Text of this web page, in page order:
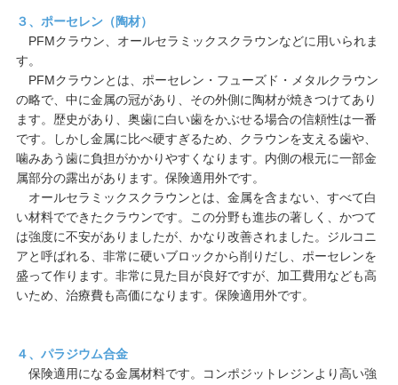
３、ポーセレン（陶材）
PFMクラウン、オールセラミックスクラウンなどに用いられま
す。
PFMクラウンとは、ポーセレン・フューズド・メタルクラウン
の略で、中に金属の冠があり、その外側に陶材が焼きつけてあり
ます。歴史があり、奥歯に白い歯をかぶせる場合の信頼性は一番
です。しかし金属に比べ硬すぎるため、クラウンを支える歯や、
噛みあう歯に負担がかかりやすくなります。内側の根元に一部金
属部分の露出があります。保険適用外です。
オールセラミックスクラウンとは、金属を含まない、すべて白
い材料でできたクラウンです。この分野も進歩の著しく、かつて
は強度に不安がありましたが、かなり改善されました。ジルコニ
アと呼ばれる、非常に硬いブロックから削りだし、ポーセレンを
盛って作ります。非常に見た目が良好ですが、加工費用なども高
いため、治療費も高価になります。保険適用外です。
４、パラジウム合金
保険適用になる金属材料です。コンポジットレジンより高い強